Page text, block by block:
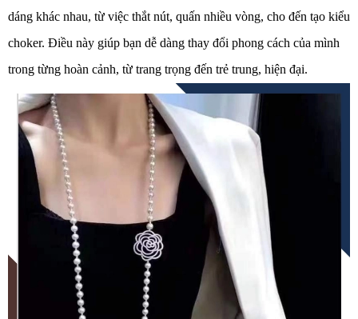
dáng khác nhau, từ việc thắt nút, quấn nhiều vòng, cho đến tạo kiểu
choker. Điều này giúp bạn dễ dàng thay đổi phong cách của mình
trong từng hoàn cảnh, từ trang trọng đến trẻ trung, hiện đại.